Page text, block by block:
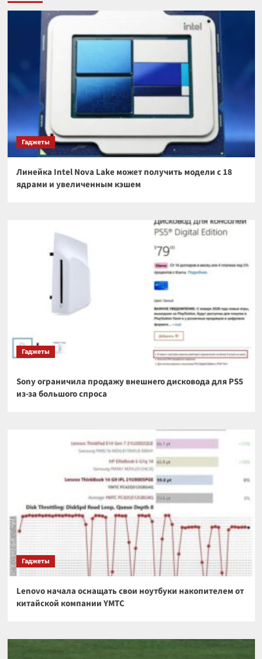
Гаджеты
Линейка Intel Nova Lake может получить модели с 18
ядрами и увеличенным кэшем
Гаджеты
Sony ограничила продажу внешнего дисковода для PS5
из-за большого спроса
Гаджеты
Lenovo начала оснащать свои ноутбуки накопителем от
китайской компании YMTC